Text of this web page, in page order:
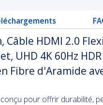
Câble HDMI 2.0
UHD 4K 60Hz
Fibre d'Aramide
pour offrir durabilité,